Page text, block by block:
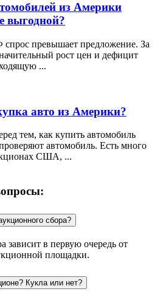
из Америки
выгодной?
превышает предложение. За
рост цен и дефицит
...
авто из Америки?
тем, как купить автомобиль
автомобиль. Есть много
США, ...
сбора?
зависит в первую очередь от
площадки.
Кукла или нет?